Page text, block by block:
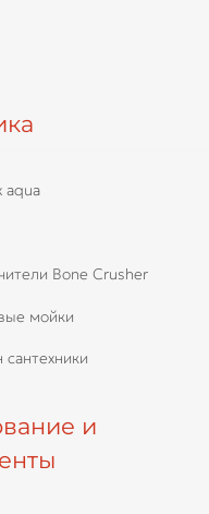
aqua
Bone Crusher
мойки
сантехники
и